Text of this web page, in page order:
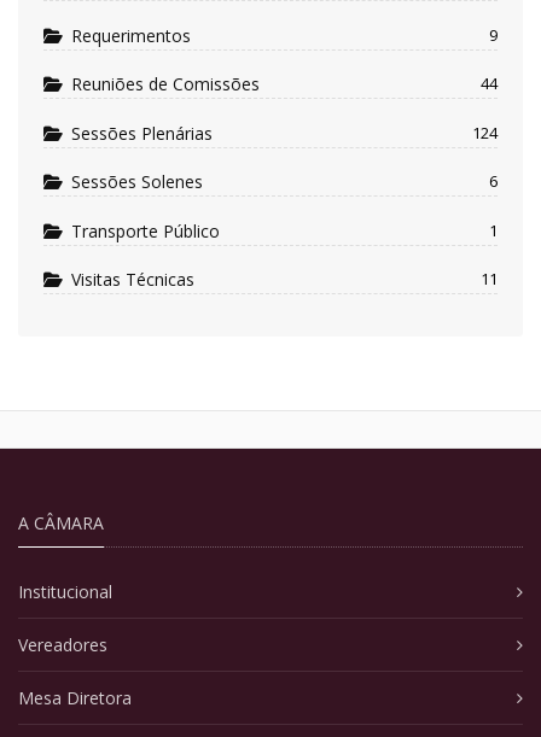
Requerimentos 9
Reuniões de Comissões 44
Sessões Plenárias 124
Sessões Solenes 6
Transporte Público 1
Visitas Técnicas 11
A CÂMARA
Institucional
Vereadores
Mesa Diretora